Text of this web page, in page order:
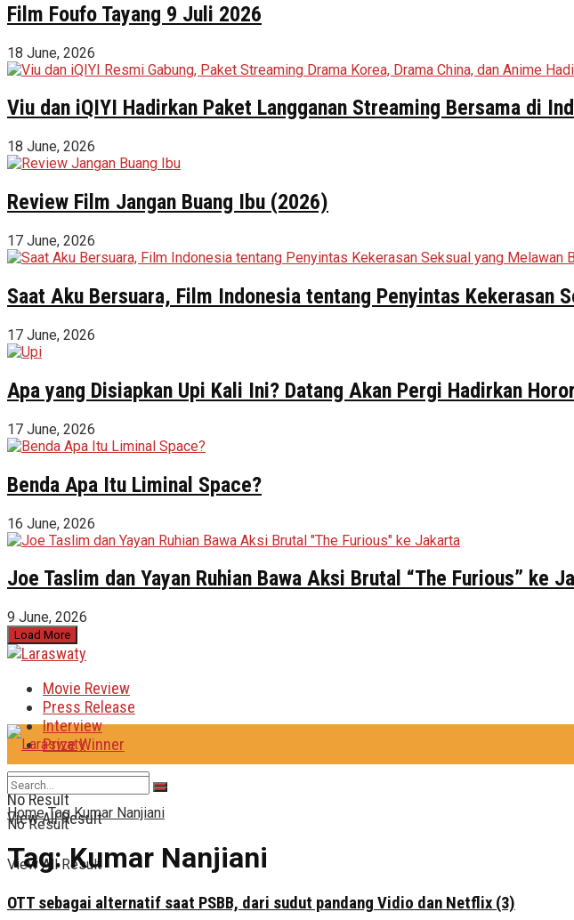
Film Foufo Tayang 9 Juli 2026
18 June, 2026
Viu dan iQIYI Hadirkan Paket Langganan Streaming Bersama di
18 June, 2026
Review Film Jangan Buang Ibu (2026)
17 June, 2026
Saat Aku Bersuara, Film Indonesia tentang Penyintas Kekerasan
17 June, 2026
Apa yang Disiapkan Upi Kali Ini? Datang Akan Pergi Hadirkan
17 June, 2026
Benda Apa Itu Liminal Space?
16 June, 2026
Joe Taslim dan Yayan Ruhian Bawa Aksi Brutal “The Furious” ke
9 June, 2026
Load More
Movie Review
Press Release
Interview
Prize Winner
No Result
View All Result
No Result
View All Result
Home Tag Kumar Nanjiani
Tag:Kumar Nanjiani
OTT sebagai alternatif saat PSBB, dari sudut pandang Vidio dan Netflix (3)